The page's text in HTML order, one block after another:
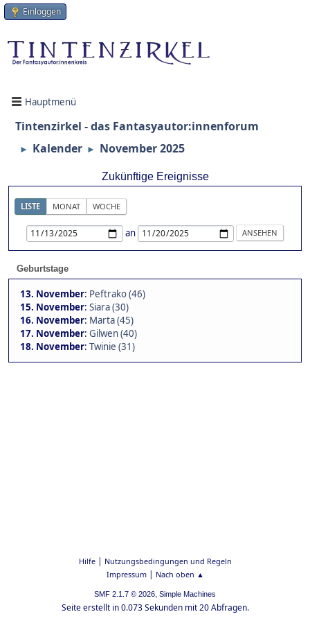
Einloggen
Hauptmenü
Tintenzirkel - das Fantasyautor:innenforum
► Kalender ► November 2025
Zukünftige Ereignisse
LISTE MONAT WOCHE
an
Geburtstage
13. November: Peftrako (46)
15. November: Siara (30)
16. November: Marta (45)
17. November: Gilwen (40)
18. November: Twinie (31)
Hilfe| Nutzungsbedingungen und Regeln
Impressum| Nach oben ▲
SMF 2.1.7 © 2026, Simple Machines
Seite erstellt in 0.073 Sekunden mit 20 Abfragen.